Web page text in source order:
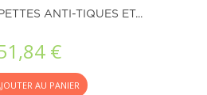
ANTI-TIQUES ET...
€
AU PANIER